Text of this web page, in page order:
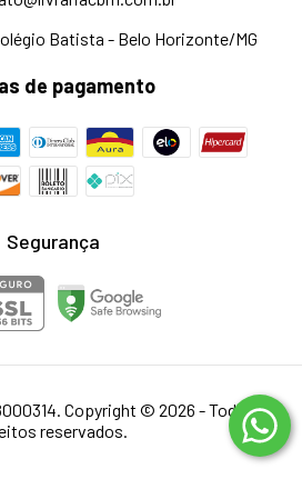
Batista - Belo Horizonte/MG
de pagamento
Segurança
Copyright © 2026 - Todos os
reservados.